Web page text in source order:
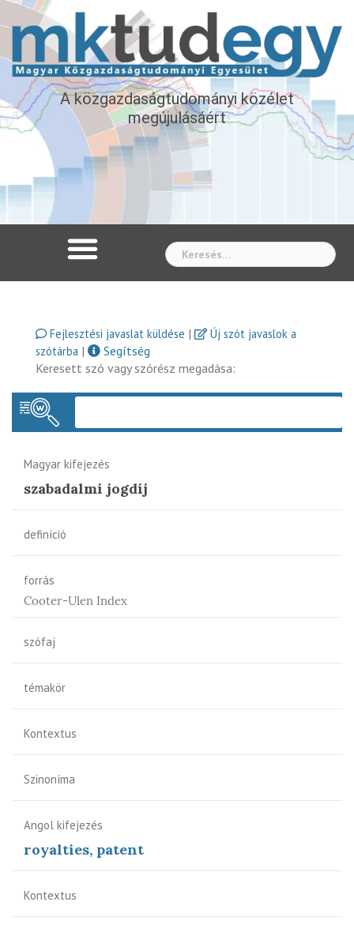
A közgazdaságtudományi közélet
megújulásáért
Fejlesztési javaslat küldése |
Új szót javaslok a
szótárba |
Segítség
Keresett szó vagy szórész megadása:
Magyar kifejezés
szabadalmi jogdíj
definíció
forrás
Cooter-Ulen Index
szófaj
témakör
Kontextus
Szinoníma
Angol kifejezés
royalties, patent
Kontextus